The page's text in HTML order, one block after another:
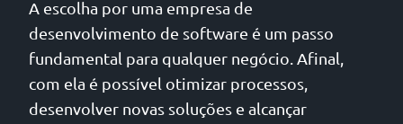
A escolha por uma empresa de
desenvolvimento de software é um passo
fundamental para qualquer negócio. Afinal,
com ela é possível otimizar processos,
desenvolver novas soluções e alcançar